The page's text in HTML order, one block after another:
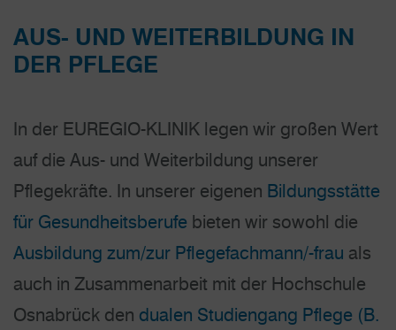
AUS- UND WEITERBILDUNG IN
DER PFLEGE
In der EUREGIO-KLINIK legen wir großen Wert
auf die Aus- und Weiterbildung unserer
Pflegekräfte. In unserer eigenen Bildungsstätte
für Gesundheitsberufe bieten wir sowohl die
Ausbildung zum/zur Pflegefachmann/-frau als
auch in Zusammenarbeit mit der Hochschule
Osnabrück den dualen Studiengang Pflege (B.